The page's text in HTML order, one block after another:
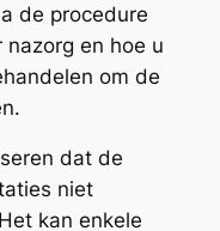
de procedure
en hoe u
om de
dat de
niet
kan enkele